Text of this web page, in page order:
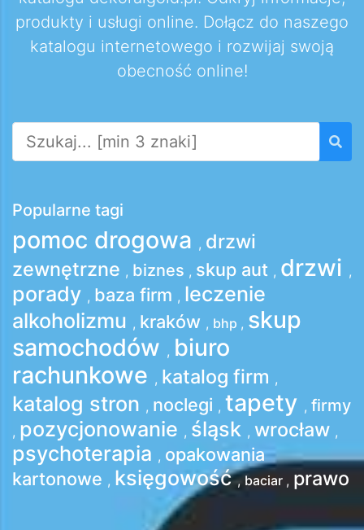
produkty i usługi online. Dołącz do naszego
katalogu internetowego i rozwijaj swoją
obecność online!
Popularne tagi
pomoc drogowa , drzwi
zewnętrzne , biznes , skup aut , drzwi ,
porady , baza firm , leczenie
alkoholizmu , kraków , bhp , skup
samochodów , biuro
rachunkowe , katalog firm ,
katalog stron , noclegi , tapety , firmy
, pozycjonowanie , śląsk , wrocław ,
psychoterapia , opakowania
kartonowe , księgowość, baciar , prawo